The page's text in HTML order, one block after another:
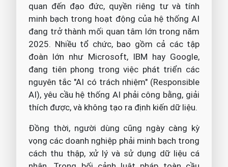
quan đến đạo đức, quyền riêng tư và tính
minh bạch trong hoạt động của hệ thống AI
đang trở thành mối quan tâm lớn trong năm
2025. Nhiều tổ chức, bao gồm cả các tập
đoàn lớn như Microsoft, IBM hay Google,
đang tiên phong trong việc phát triển các
nguyên tắc "AI có trách nhiệm" (Responsible
AI), yêu cầu hệ thống AI phải công bằng, giải
thích được, và không tạo ra định kiến dữ liệu.
Đồng thời, người dùng cũng ngày càng kỳ
vọng các doanh nghiệp phải minh bạch trong
cách thu thập, xử lý và sử dụng dữ liệu cá